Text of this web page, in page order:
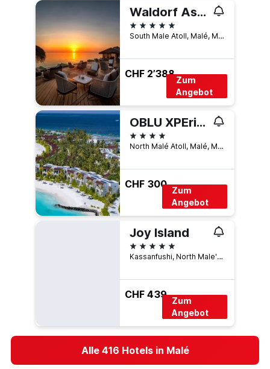
Waldorf Astoria Maldives Ithaafushi
5 Sterne
South Male Atoll, Malé, Malediven
CHF 2’388
Zum
Angebot
OBLU XPErience Ailafushi
4 Sterne
North Malé Atoll, Malé, Malediven
CHF 300
Zum
Angebot
Joy Island
5 Sterne
Kassanfushi, North Male' Atoll, Malé, Malediven
CHF 439
Zum
Angebot
Alle 416 Hotels in Malé